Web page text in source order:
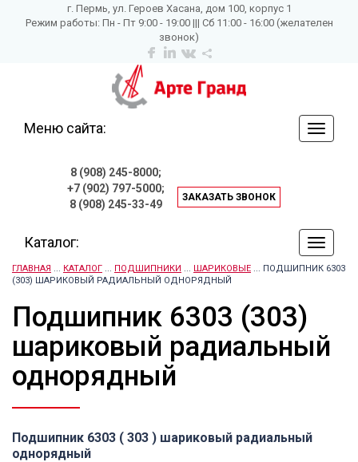
г. Пермь, ул. Героев Хасана, дом 100, корпус 1
Режим работы: Пн - Пт 9:00 - 19:00 ||| Сб 11:00 - 16:00 (желателен
звонок)
Меню сайта:
8 (908) 245-8000;
+7 (902) 797-5000;
8 (908) 245-33-49
ЗАКАЗАТЬ ЗВОНОК
по
Каталог:
ГЛАВНАЯ КАТАЛОГ ПОДШИПНИКИ ШАРИКОВЫЕ ... ПОДШИПНИК 6303
(303) ШАРИКОВЫЙ РАДИАЛЬНЫЙ ОДНОРЯДНЫЙ
Подшипник 6303 (303)
шариковый радиальный
однорядный
Подшипник 6303 ( 303 ) шариковый радиальный
однорядный